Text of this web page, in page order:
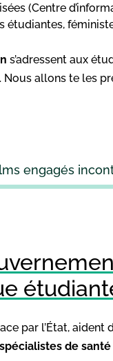
(Centre
s’adressent aux
Nous allons te les
engagés
par l’État,
spécialistes de santé